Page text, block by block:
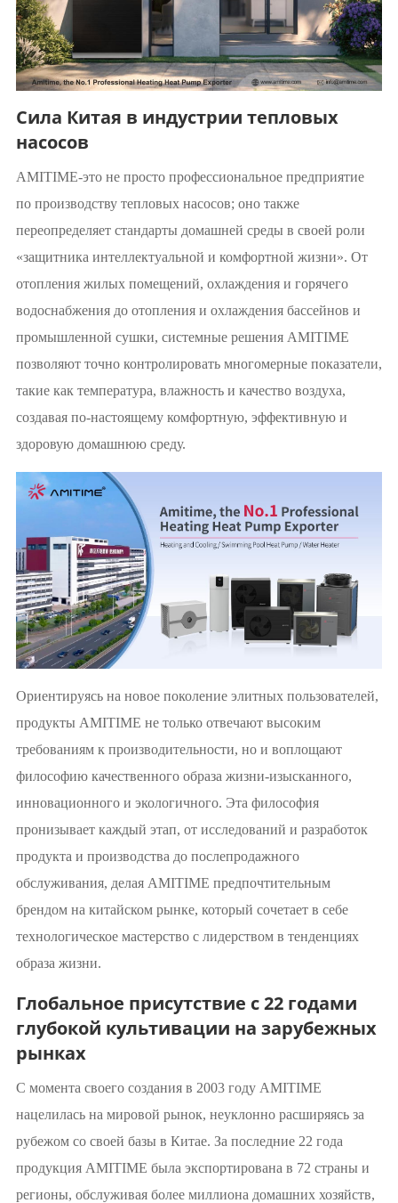
Сила Китая в индустрии тепловых
насосов
AMITIME-это не просто профессиональное предприятие
по производству тепловых насосов; оно также
переопределяет стандарты домашней среды в своей роли
«защитника интеллектуальной и комфортной жизни». От
отопления жилых помещений, охлаждения и горячего
водоснабжения до отопления и охлаждения бассейнов и
промышленной сушки, системные решения AMITIME
позволяют точно контролировать многомерные показатели,
такие как температура, влажность и качество воздуха,
создавая по-настоящему комфортную, эффективную и
здоровую домашнюю среду.
Ориентируясь на новое поколение элитных пользователей,
продукты AMITIME не только отвечают высоким
требованиям к производительности, но и воплощают
философию качественного образа жизни-изысканного,
инновационного и экологичного. Эта философия
пронизывает каждый этап, от исследований и разработок
продукта и производства до послепродажного
обслуживания, делая AMITIME предпочтительным
брендом на китайском рынке, который сочетает в себе
технологическое мастерство с лидерством в тенденциях
образа жизни.
Глобальное присутствие с 22 годами
глубокой культивации на зарубежных
рынках
С момента своего создания в 2003 году AMITIME
нацелилась на мировой рынок, неуклонно расширяясь за
рубежом со своей базы в Китае. За последние 22 года
продукция AMITIME была экспортирована в 72 страны и
регионы, обслуживая более миллиона домашних хозяйств,